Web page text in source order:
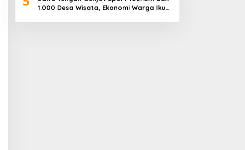
1.000 Desa Wisata, Ekonomi Warga Ikut